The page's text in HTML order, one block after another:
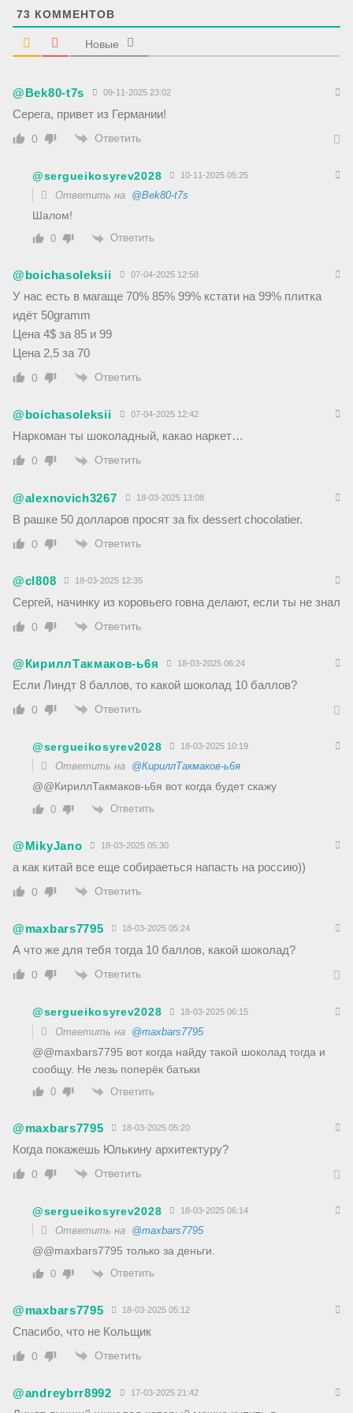
73 КОММЕНТОВ
Новые
@Bek80-t7s 09-11-2025 23:02
Серега, привет из Германии!
0 Ответить
@sergueikosyrev2028 10-11-2025 05:25
Ответить на @Bek80-t7s
Шалом!
0 Ответить
@boichasoleksii 07-04-2025 12:58
У нас есть в магаще 70% 85% 99% кстати на 99% плитка
идёт 50gramm
Цена 4$ за 85 и 99
Цена 2,5 за 70
0 Ответить
@boichasoleksii 07-04-2025 12:42
Наркоман ты шоколадный, какао наркет…
0 Ответить
@alexnovich3267 18-03-2025 13:08
В рашке 50 долларов просят за fix dessert chocolatier.
0 Ответить
@cl808 18-03-2025 12:35
Сергей, начинку из коровьего говна делают, если ты не знал
0 Ответить
@КириллТакмаков-ь6я 18-03-2025 06:24
Если Линдт 8 баллов, то какой шоколад 10 баллов?
0 Ответить
@sergueikosyrev2028 18-03-2025 10:19
Ответить на @КириллТакмаков-ь6я
@@КириллТакмаков-ь6я вот когда будет скажу
0 Ответить
@MikyJano 18-03-2025 05:30
а как китай все еще собираеться напасть на россию))
0 Ответить
@maxbars7795 18-03-2025 05:24
А что же для тебя тогда 10 баллов, какой шоколад?
0 Ответить
@sergueikosyrev2028 18-03-2025 06:15
Ответить на @maxbars7795
@@maxbars7795 вот когда найду такой шоколад тогда и
сообщу. Не лезь поперёк батьки
0 Ответить
@maxbars7795 18-03-2025 05:20
Когда покажешь Юлькину архитектуру?
0 Ответить
@sergueikosyrev2028 18-03-2025 06:14
Ответить на @maxbars7795
@@maxbars7795 только за деньги.
0 Ответить
@maxbars7795 18-03-2025 05:12
Спасибо, что не Кольщик
0 Ответить
@andreybrr8992 17-03-2025 21:42